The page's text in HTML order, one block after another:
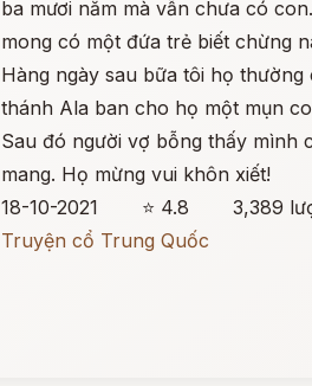
ba mươi năm mà vẫn chưa có
mong có một đứa trẻ biết chừng
Hàng ngày sau bữa tôi họ thường
thánh Ala ban cho họ một mụn
Sau đó người vợ bỗng thấy mình
mang. Họ mừng vui khôn xiết!
18-10-2021
⭐ 4.8
3,389
Truyện cổ Trung Quốc